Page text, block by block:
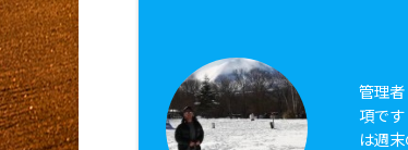
管理者
項で
は週